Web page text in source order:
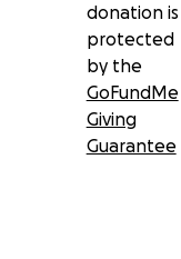
donation is
protected
by the
GoFundMe
Giving
Guarantee